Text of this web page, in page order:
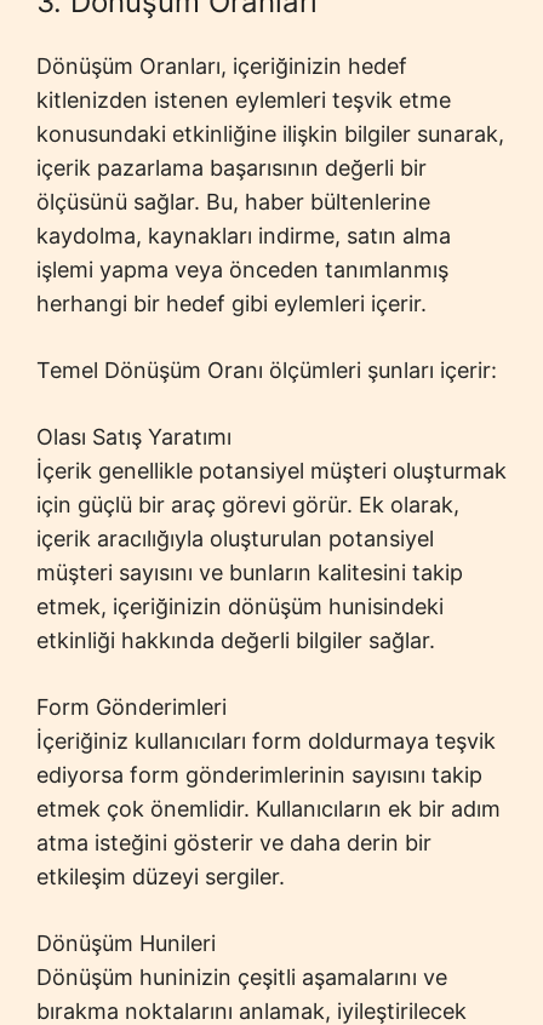
Dönüşüm Oranları, içeriğinizin hedef
kitlenizden istenen eylemleri teşvik etme
konusundaki etkinliğine ilişkin bilgiler sunarak,
içerik pazarlama başarısının değerli bir
ölçüsünü sağlar. Bu, haber bültenlerine
kaydolma, kaynakları indirme, satın alma
işlemi yapma veya önceden tanımlanmış
herhangi bir hedef gibi eylemleri içerir.
Temel Dönüşüm Oranı ölçümleri şunları içerir:
Olası Satış Yaratımı
İçerik genellikle potansiyel müşteri oluşturmak
için güçlü bir araç görevi görür. Ek olarak,
içerik aracılığıyla oluşturulan potansiyel
müşteri sayısını ve bunların kalitesini takip
etmek, içeriğinizin dönüşüm hunisindeki
etkinliği hakkında değerli bilgiler sağlar.
Form Gönderimleri
İçeriğiniz kullanıcıları form doldurmaya teşvik
ediyorsa form gönderimlerinin sayısını takip
etmek çok önemlidir. Kullanıcıların ek bir adım
atma isteğini gösterir ve daha derin bir
etkileşim düzeyi sergiler.
Dönüşüm Hunileri
Dönüşüm huninizin çeşitli aşamalarını ve
bırakma noktalarını anlamak, iyileştirilecek